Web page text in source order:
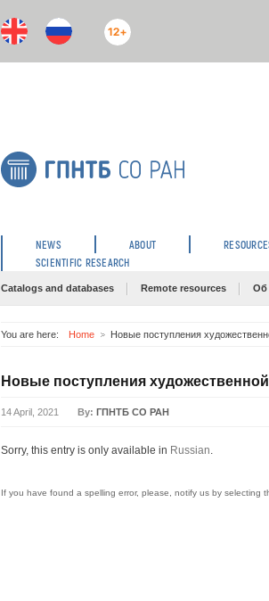
12+
NEWS ABOUT
SCIENTIFIC RESEARCH
Catalogs and databases Remote resources Об
You are here: Home Новые поступления
Новые поступления
14 April, 2021 By: ГПНТБ СО РАН
Sorry, this entry is only available in Russian.
If you have found a spelling error, please, notify us by selecting